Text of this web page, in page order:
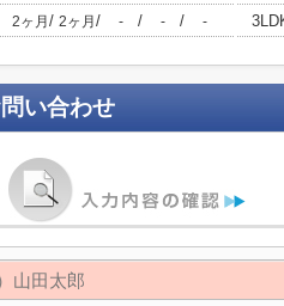
2ヶ月 / 2ヶ月 / - / - / -
い合わせ